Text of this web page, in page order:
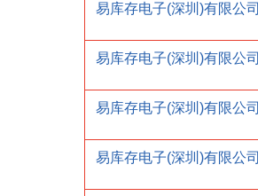
易库存电子(深圳)有限公司
易库存电子(深圳)有限公司
易库存电子(深圳)有限公司
易库存电子(深圳)有限公司